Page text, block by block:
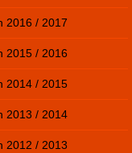
2016 / 2017
2015 / 2016
2014 / 2015
2013 / 2014
2012 / 2013